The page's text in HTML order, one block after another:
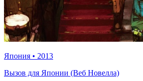
Япония • 2013
Вызов для Японии (Веб Новелла)